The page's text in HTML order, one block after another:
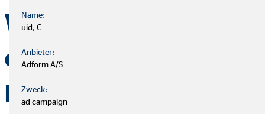
Wiedereingliederung
der Kinder in ihre
Familien ist das
Name:
uid, C
Anbieter:
Adform A/S
Zweck:
ad campaign